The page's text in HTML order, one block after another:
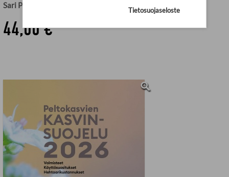
Sari Peltonen (toim.)
44,00 €
Tietosuojaseloste